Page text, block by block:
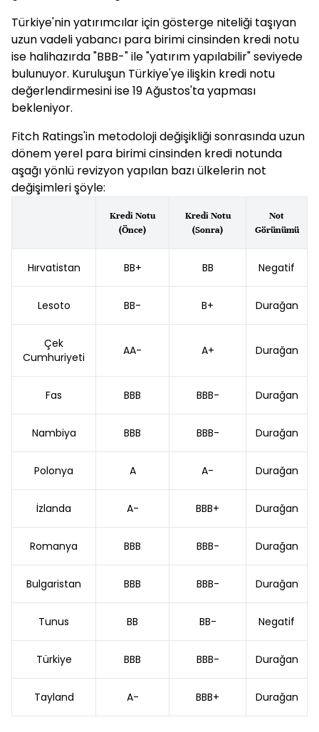
Türkiye'nin yatırımcılar için gösterge niteliği taşıyan
uzun vadeli yabancı para birimi cinsinden kredi notu
ise halihazırda "BBB-" ile "yatırım yapılabilir" seviyede
bulunuyor. Kuruluşun Türkiye'ye ilişkin kredi notu
değerlendirmesini ise 19 Ağustos'ta yapması
bekleniyor.
Fitch Ratings'in metodoloji değişikliği sonrasında uzun
dönem yerel para birimi cinsinden kredi notunda
aşağı yönlü revizyon yapılan bazı ülkelerin not
değişimleri şöyle:
Kredi Notu
(Önce)
Kredi Notu
(Sonra)
Not
Görünümü
Hırvatistan BB+ BB Negatif
Lesoto BB- B+ Durağan
Çek
Cumhuriyeti
AA- A+ Durağan
Fas BBB BBB- Durağan
Nambiya BBB BBB- Durağan
Polonya A A- Durağan
İzlanda A- BBB+ Durağan
Romanya BBB BBB- Durağan
Bulgaristan BBB BBB- Durağan
Tunus BB BB- Negatif
Türkiye BBB BBB- Durağan
Tayland A- BBB+ Durağan